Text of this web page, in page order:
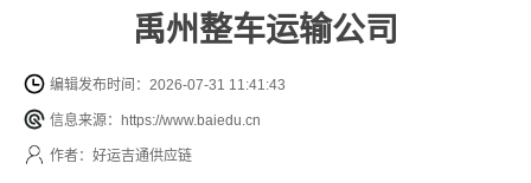
禹州整车运输公司
编辑发布时间：2026-07-31 11:41:43
信息来源：https://www.baiedu.cn
作者：好运吉通供应链